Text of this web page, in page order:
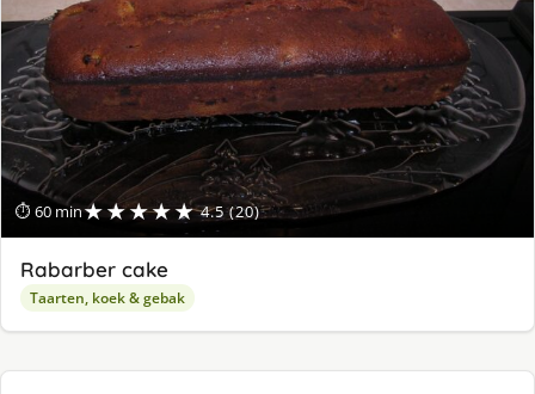
⏱ 60 min★★★★★ 4.5 (20)
Rabarber cake
Taarten, koek & gebak